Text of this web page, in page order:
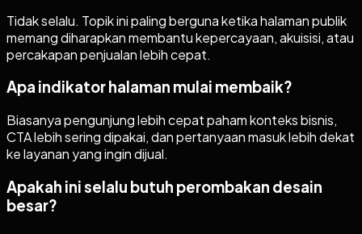
Tidak selalu. Topik ini paling berguna ketika halaman publik
memang diharapkan membantu kepercayaan, akuisisi, atau
percakapan penjualan lebih cepat.
Apa indikator halaman mulai membaik?
Biasanya pengunjung lebih cepat paham konteks bisnis,
CTA lebih sering dipakai, dan pertanyaan masuk lebih dekat
ke layanan yang ingin dijual.
Apakah ini selalu butuh perombakan desain
besar?